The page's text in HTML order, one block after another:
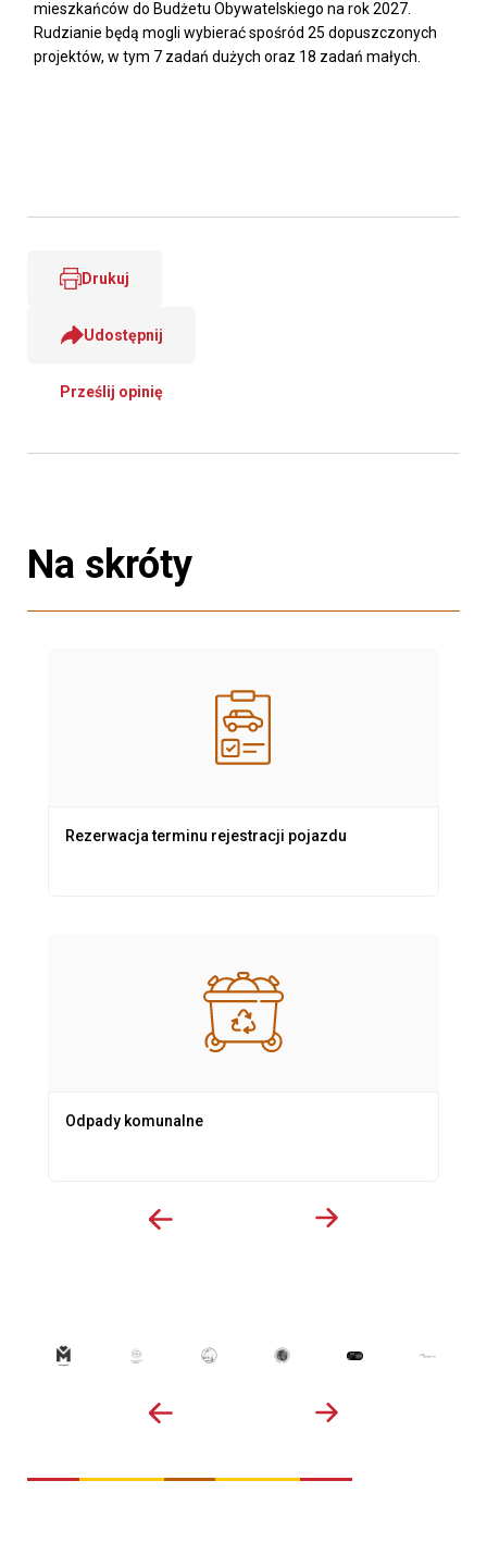
mieszkańców do Budżetu Obywatelskiego na rok 2027.
Rudzianie będą mogli wybierać spośród 25 dopuszczonych
projektów, w tym 7 zadań dużych oraz 18 zadań małych.
Drukuj
Udostępnij
Prześlij opinię
Na skróty
Rezerwacja terminu rejestracji pojazdu
Odpady komunalne